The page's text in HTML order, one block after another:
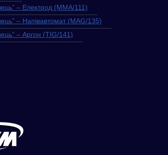
– Електрод (MMA/111)
– Напівавтомат (MAG/135)
– Аргон (TIG/141)